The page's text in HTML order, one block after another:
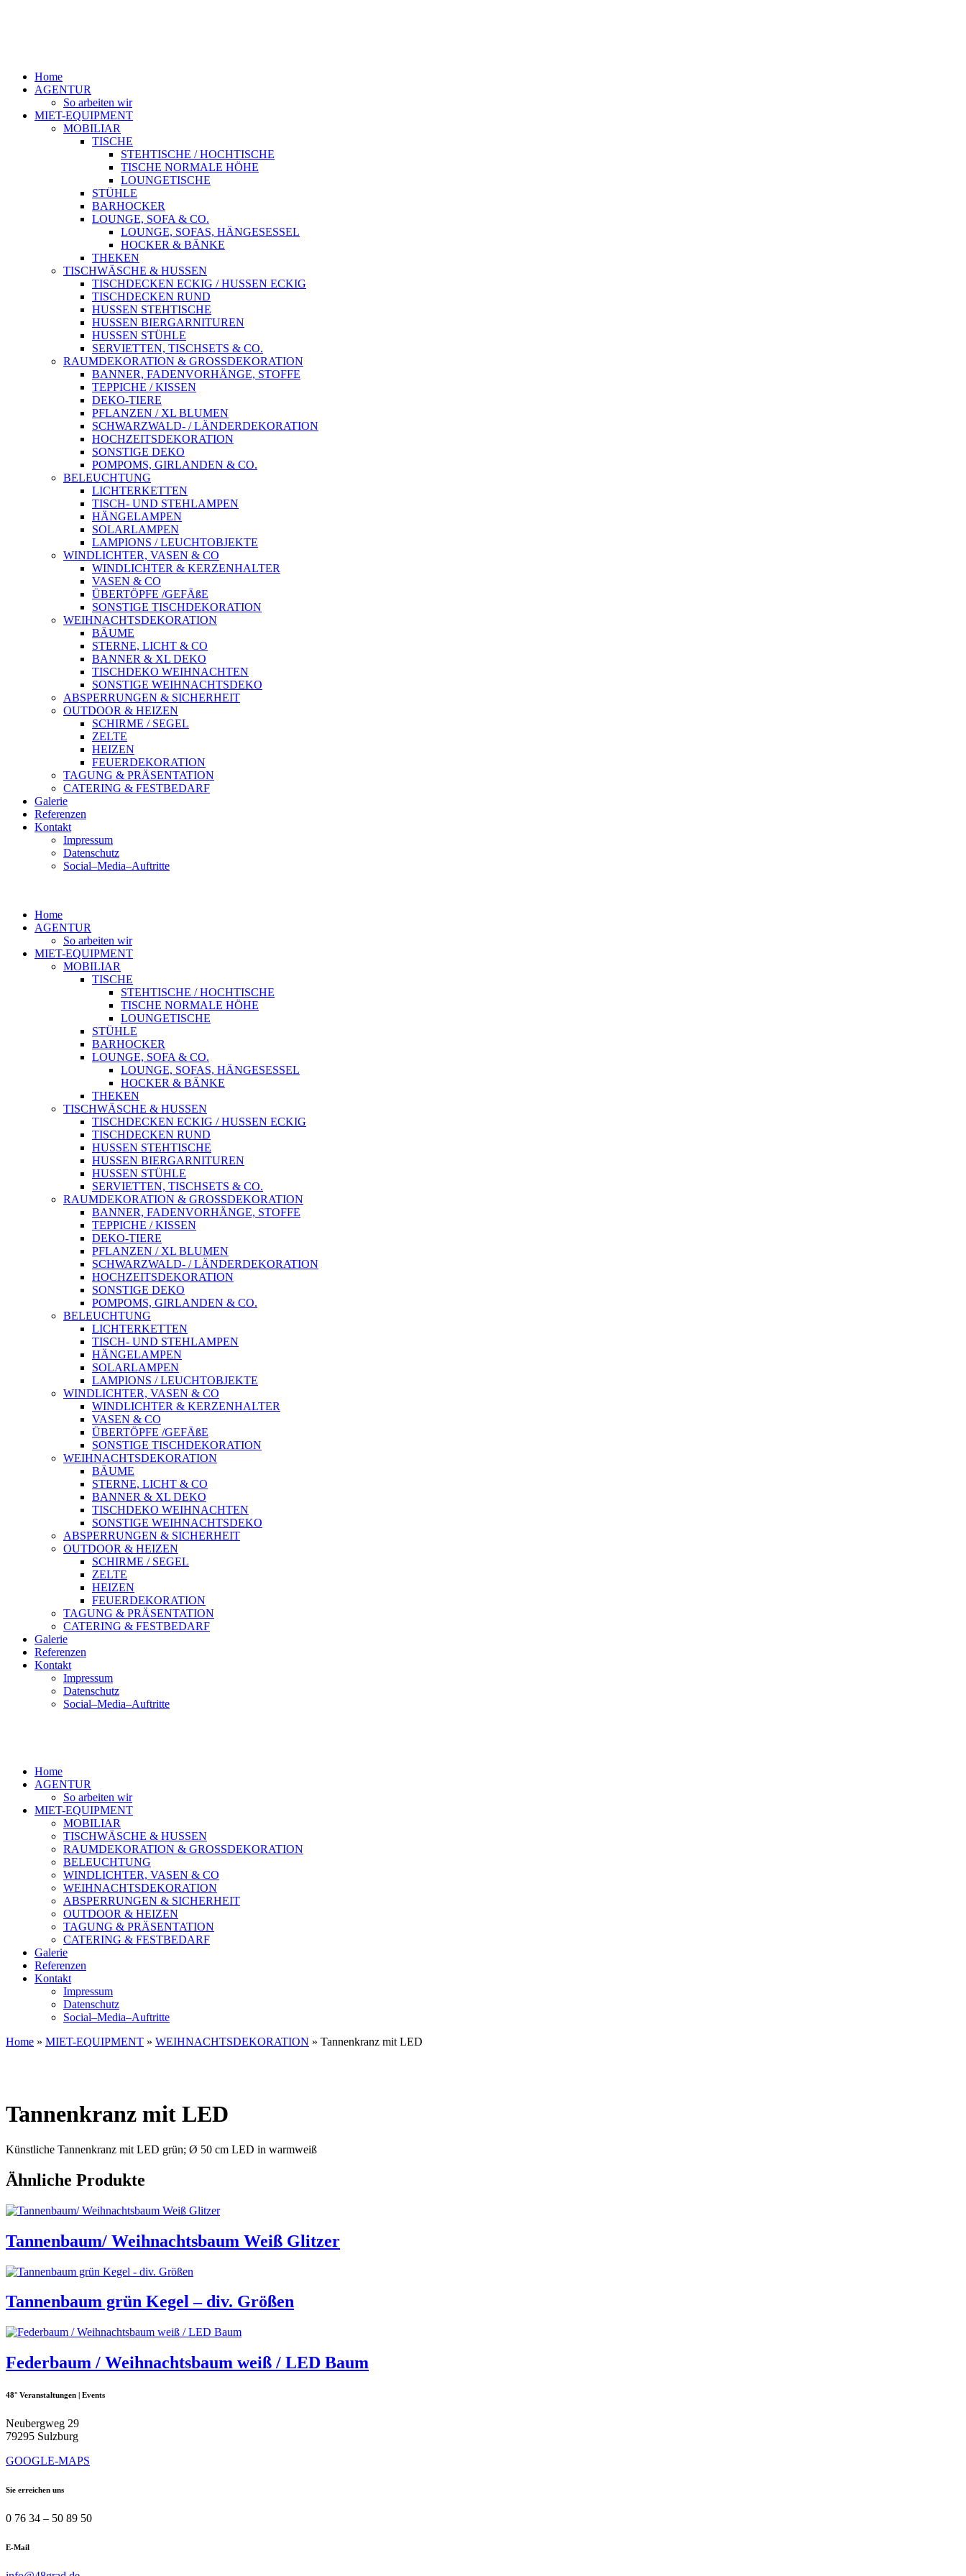
Home
AGENTUR
So arbeiten wir
MIET-EQUIPMENT
MOBILIAR
TISCHE
STEHTISCHE / HOCHTISCHE
TISCHE NORMALE HÖHE
LOUNGETISCHE
STÜHLE
BARHOCKER
LOUNGE, SOFA & CO.
LOUNGE, SOFAS, HÄNGESESSEL
HOCKER & BÄNKE
THEKEN
TISCHWÄSCHE & HUSSEN
TISCHDECKEN ECKIG / HUSSEN ECKIG
TISCHDECKEN RUND
HUSSEN STEHTISCHE
HUSSEN BIERGARNITUREN
HUSSEN STÜHLE
SERVIETTEN, TISCHSETS & CO.
RAUMDEKORATION & GROSSDEKORATION
BANNER, FADENVORHÄNGE, STOFFE
TEPPICHE / KISSEN
DEKO-TIERE
PFLANZEN / XL BLUMEN
SCHWARZWALD- / LÄNDERDEKORATION
HOCHZEITSDEKORATION
SONSTIGE DEKO
POMPOMS, GIRLANDEN & CO.
BELEUCHTUNG
LICHTERKETTEN
TISCH- UND STEHLAMPEN
HÄNGELAMPEN
SOLARLAMPEN
LAMPIONS / LEUCHTOBJEKTE
WINDLICHTER, VASEN & CO
WINDLICHTER & KERZENHALTER
VASEN & CO
ÜBERTÖPFE /GEFÄßE
SONSTIGE TISCHDEKORATION
WEIHNACHTSDEKORATION
BÄUME
STERNE, LICHT & CO
BANNER & XL DEKO
TISCHDEKO WEIHNACHTEN
SONSTIGE WEIHNACHTSDEKO
ABSPERRUNGEN & SICHERHEIT
OUTDOOR & HEIZEN
SCHIRME / SEGEL
ZELTE
HEIZEN
FEUERDEKORATION
TAGUNG & PRÄSENTATION
CATERING & FESTBEDARF
Galerie
Referenzen
Kontakt
Impressum
Datenschutz
Social–Media–Auftritte
Home
AGENTUR
So arbeiten wir
MIET-EQUIPMENT
MOBILIAR
TISCHE
STEHTISCHE / HOCHTISCHE
TISCHE NORMALE HÖHE
LOUNGETISCHE
STÜHLE
BARHOCKER
LOUNGE, SOFA & CO.
LOUNGE, SOFAS, HÄNGESESSEL
HOCKER & BÄNKE
THEKEN
TISCHWÄSCHE & HUSSEN
TISCHDECKEN ECKIG / HUSSEN ECKIG
TISCHDECKEN RUND
HUSSEN STEHTISCHE
HUSSEN BIERGARNITUREN
HUSSEN STÜHLE
SERVIETTEN, TISCHSETS & CO.
RAUMDEKORATION & GROSSDEKORATION
BANNER, FADENVORHÄNGE, STOFFE
TEPPICHE / KISSEN
DEKO-TIERE
PFLANZEN / XL BLUMEN
SCHWARZWALD- / LÄNDERDEKORATION
HOCHZEITSDEKORATION
SONSTIGE DEKO
POMPOMS, GIRLANDEN & CO.
BELEUCHTUNG
LICHTERKETTEN
TISCH- UND STEHLAMPEN
HÄNGELAMPEN
SOLARLAMPEN
LAMPIONS / LEUCHTOBJEKTE
WINDLICHTER, VASEN & CO
WINDLICHTER & KERZENHALTER
VASEN & CO
ÜBERTÖPFE /GEFÄßE
SONSTIGE TISCHDEKORATION
WEIHNACHTSDEKORATION
BÄUME
STERNE, LICHT & CO
BANNER & XL DEKO
TISCHDEKO WEIHNACHTEN
SONSTIGE WEIHNACHTSDEKO
ABSPERRUNGEN & SICHERHEIT
OUTDOOR & HEIZEN
SCHIRME / SEGEL
ZELTE
HEIZEN
FEUERDEKORATION
TAGUNG & PRÄSENTATION
CATERING & FESTBEDARF
Galerie
Referenzen
Kontakt
Impressum
Datenschutz
Social–Media–Auftritte
Home
AGENTUR
So arbeiten wir
MIET-EQUIPMENT
MOBILIAR
TISCHWÄSCHE & HUSSEN
RAUMDEKORATION & GROSSDEKORATION
BELEUCHTUNG
WINDLICHTER, VASEN & CO
WEIHNACHTSDEKORATION
ABSPERRUNGEN & SICHERHEIT
OUTDOOR & HEIZEN
TAGUNG & PRÄSENTATION
CATERING & FESTBEDARF
Galerie
Referenzen
Kontakt
Impressum
Datenschutz
Social–Media–Auftritte
Home » MIET-EQUIPMENT » WEIHNACHTSDEKORATION » Tannenkranz mit LED
Tannenkranz mit LED
Künstliche Tannenkranz mit LED grün; Ø 50 cm LED in warmweiß
Ähnliche Produkte
Tannenbaum/ Weihnachtsbaum Weiß Glitzer
Tannenbaum grün Kegel – div. Größen
Federbaum / Weihnachtsbaum weiß / LED Baum
48° Veranstaltungen | Events
Neubergweg 29
79295 Sulzburg
GOOGLE-MAPS
Sie erreichen uns
0 76 34 – 50 89 50
E-Mail